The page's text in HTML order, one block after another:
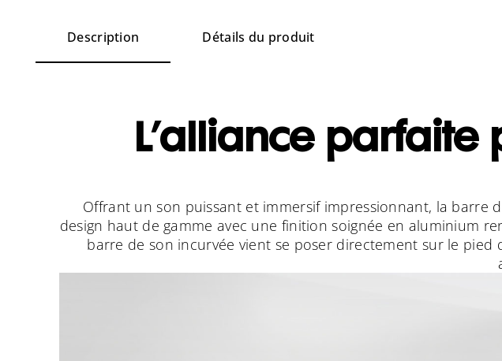
Description Détails du produit
L’alliance parfaite
Offrant un son puissant et immersif impressionnant, la barre
design haut de gamme avec une finition soignée en aluminium
barre de son incurvée vient se poser directement sur le